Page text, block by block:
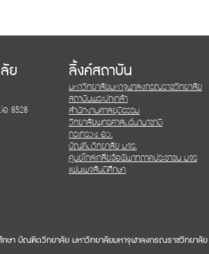
อ 8528
ย ลิ้งค์สถาบัน
มหาวิทยาลัยมหาจุฬาลงกรณราชวิทยาลัย
สถาบันพระปกเกล้า
สำนักงานศาลยุติธรรม
วิทยาลัยพุทธศาสตร์นานาชาติ
กระทรวง อว.
บัณฑิตวิทยาลัย มจร.
ศูนย์ไกล่เกลี่ยข้อพิพาทภาคประชาชน มจร
แฟนเพจสันติศึกษา
า บัณฑิตวิทยาลัย มหาวิทยาลัยมหาจุฬาลงกรณราชวิทยาลัย